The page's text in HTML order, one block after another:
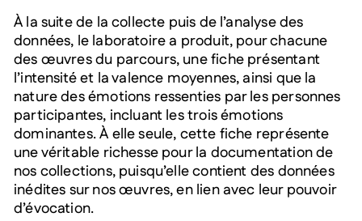
À la suite de la collecte puis de l’analyse des
données, le laboratoire a produit, pour chacune
des œuvres du parcours, une fiche présentant
l’intensité et la valence moyennes, ainsi que la
nature des émotions ressenties par les personnes
participantes, incluant les trois émotions
dominantes. À elle seule, cette fiche représente
une véritable richesse pour la documentation de
nos collections, puisqu’elle contient des données
inédites sur nos œuvres, en lien avec leur pouvoir
d’évocation.